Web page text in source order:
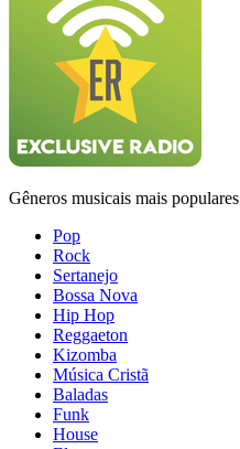
Gêneros musicais mais populares
Pop
Rock
Sertanejo
Bossa Nova
Hip Hop
Reggaeton
Kizomba
Música Cristã
Baladas
Funk
House